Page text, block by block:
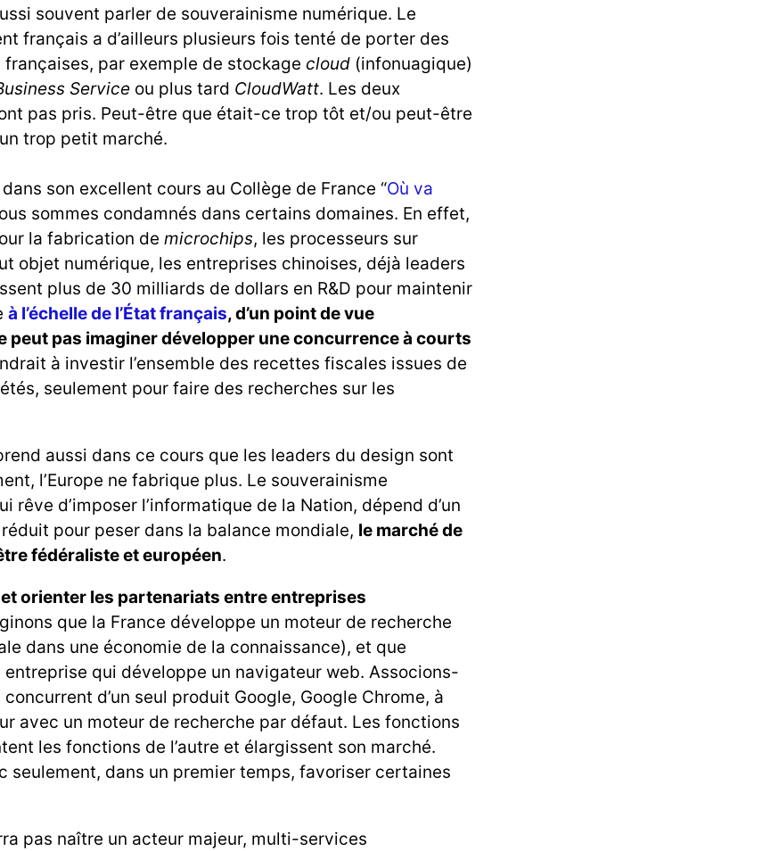
souvent parler de souverainisme numérique. Le
français a d’ailleurs plusieurs fois tenté de porter des
par exemple de stockage cloud (infonuagique)
Service ou plus tard CloudWatt. Les deux
pas pris. Peut-être que était-ce trop tôt et/ou peut-être
trop petit marché.
son excellent cours au Collège de France “Où va
sommes condamnés dans certains domaines. En effet,
la fabrication de microchips, les processeurs sur
objet numérique, les entreprises chinoises, déjà leaders
plus de 30 milliards de dollars en R&D pour maintenir
à l’échelle de l’État français, d’un point de vue
peut pas imaginer développer une concurrence à courts
à investir l’ensemble des recettes fiscales issues de
seulement pour faire des recherches sur les
aussi dans ce cours que les leaders du design sont
l’Europe ne fabrique plus. Le souverainisme
rêve d’imposer l’informatique de la Nation, dépend d’un
pour peser dans la balance mondiale, le marché de
fédéraliste et européen.
orienter les partenariats entre entreprises
que la France développe un moteur de recherche
dans une économie de la connaissance), et que
entreprise qui développe un navigateur web. Associons-
d’un seul produit Google, Google Chrome, à
avec un moteur de recherche par défaut. Les fonctions
les fonctions de l’autre et élargissent son marché.
seulement, dans un premier temps, favoriser certaines
pas naître un acteur majeur, multi-services